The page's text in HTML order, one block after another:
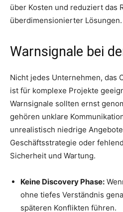
über Kosten und reduziert das
überdimensionierter Lösungen.
Warnsignale bei
Nicht jedes Unternehmen, das
ist für komplexe Projekte
Warnsignale sollten ernst
gehören unklare
unrealistisch niedrige
Geschäftsstrategie oder
Sicherheit und Wartung.
Keine Discovery Phase:
ohne tiefes Verständnis
späteren Konflikten führen.